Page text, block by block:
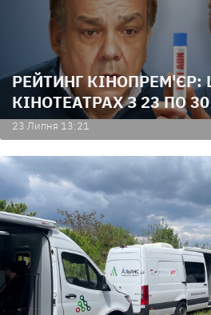
РЕЙТИНГ
КІНОТЕАТРАХ З 23 ПО
23 Липня 13:21